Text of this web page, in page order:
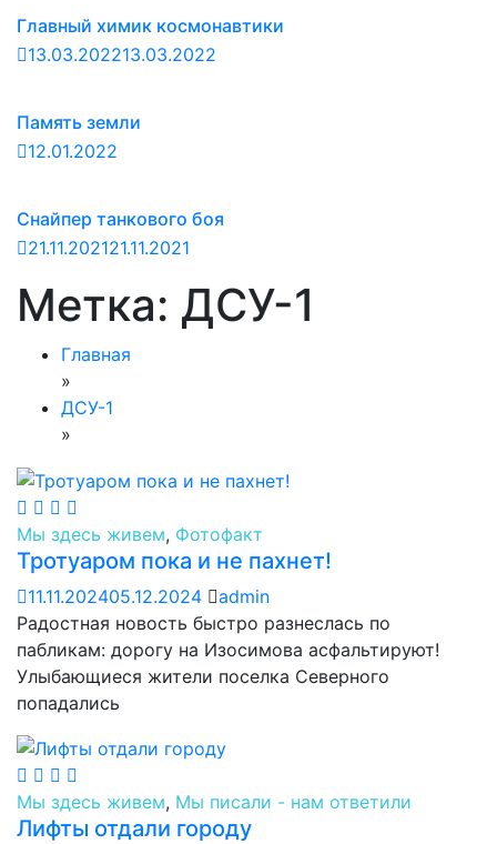
Главный химик космонавтики
13.03.202213.03.2022
Память земли
12.01.2022
Снайпер танкового боя
21.11.202121.11.2021
Метка: ДСУ-1
Главная
»
ДСУ-1
»
Мы здесь живем, Фотофакт
Тротуаром пока и не пахнет!
11.11.202405.12.2024
admin
Радостная новость быстро разнеслась по
пабликам: дорогу на Изосимова асфальтируют!
Улыбающиеся жители поселка Северного
попадались
Мы здесь живем, Мы писали - нам ответили
Лифты отдали городу